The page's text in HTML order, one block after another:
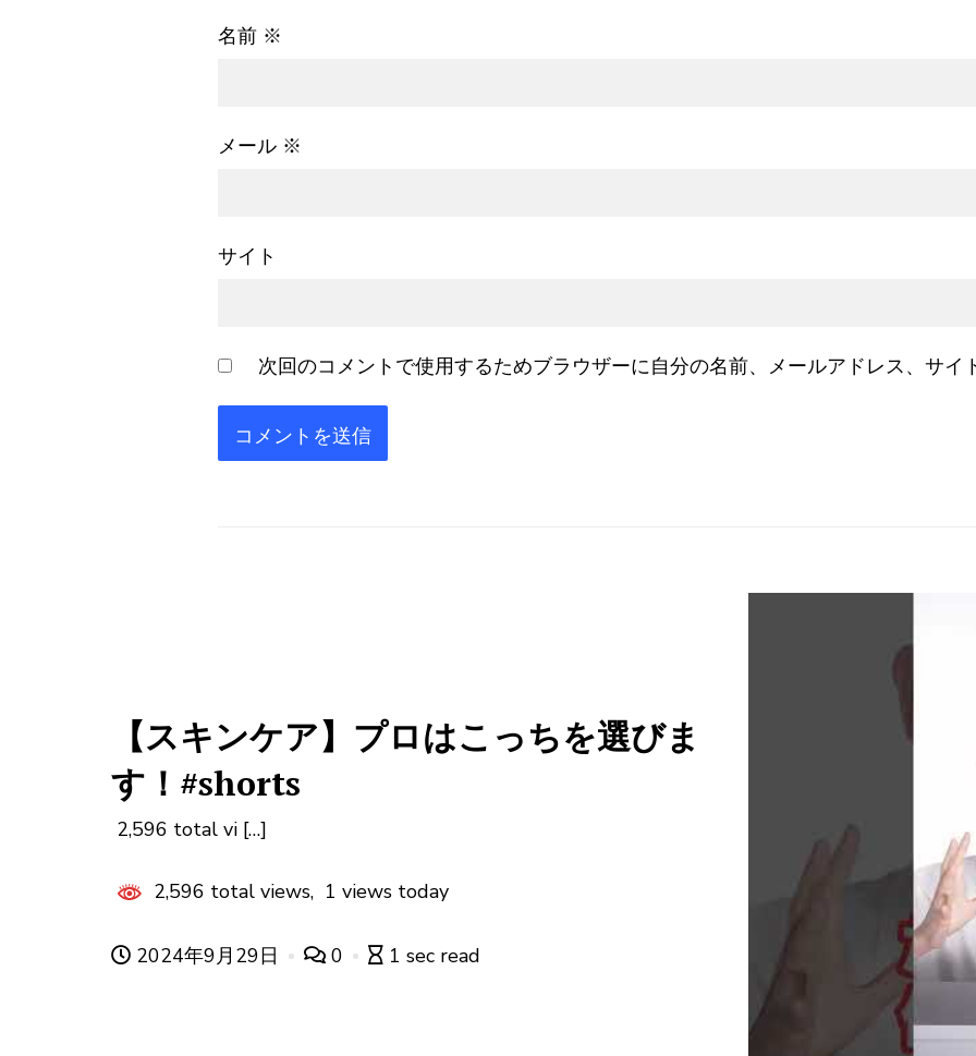
名前 ※
メール ※
サイト
次回のコメントで使用するためブラウザーに自分の名前、メールアドレス、サイ
【スキンケア】プロはこっちを選びま
す！#shorts
2,596 total vi […]
2,596 total views, 1 views today
2024年9月29日 0 1 sec read